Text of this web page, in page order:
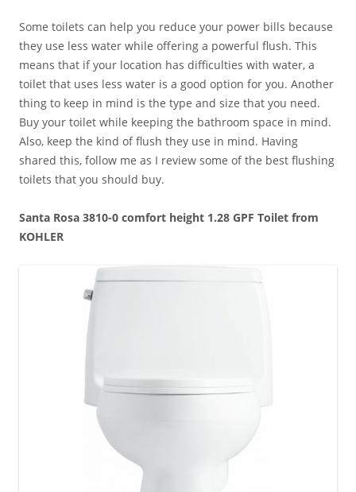
Some toilets can help you reduce your power bills because
they use less water while offering a powerful flush. This
means that if your location has difficulties with water, a
toilet that uses less water is a good option for you. Another
thing to keep in mind is the type and size that you need.
Buy your toilet while keeping the bathroom space in mind.
Also, keep the kind of flush they use in mind. Having
shared this, follow me as I review some of the best flushing
toilets that you should buy.
Santa Rosa 3810-0 comfort height 1.28 GPF Toilet from
KOHLER